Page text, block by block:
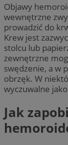
Objawy
wewnętrzne
prowadzić do
Krew jest
stolcu lub
zewnętrzne
swędzenie, a w
obrzęk. W
wyczuwalne
Jak